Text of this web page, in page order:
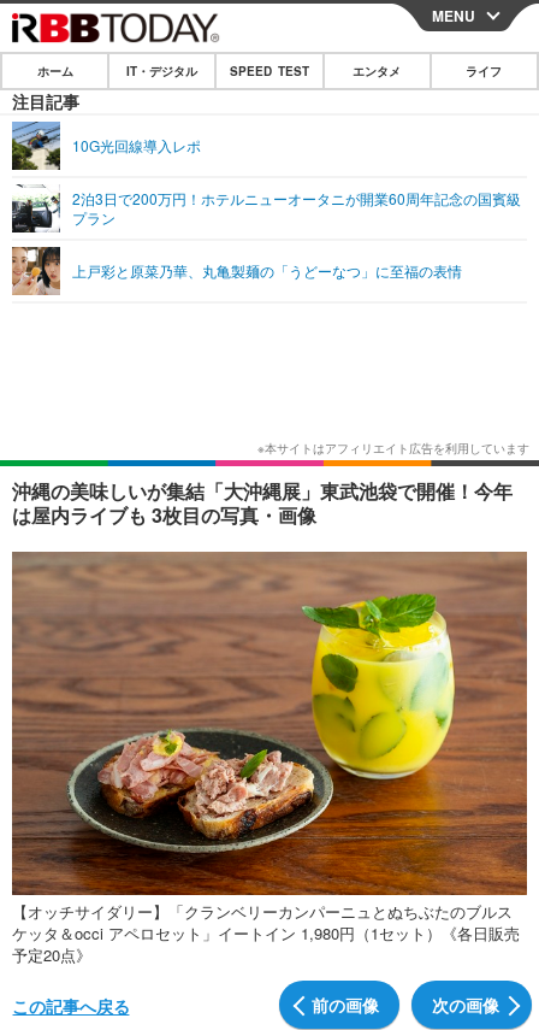
CLOSE
ホーム
IT・デジタル
ショッピング その他
SPEED TEST
エンタメ
エンタメTOP 映画・ドラマ
ショッピング その他
ライフ
MENU
ホーム IT・デジタル SPEED TEST エンタメ ライフ
注目記事
10G光回線導入レポ
2泊3日で200万円！ホテルニューオータニが開業60周年記念の国賓級
プラン
上戸彩と原菜乃華、丸亀製麺の「うどーなつ」に至福の表情
沖縄の美味しいが集結「大沖縄展」東武池袋で開催！今年
は屋内ライブも 3枚目の写真・画像
【オッチサイダリー】「クランベリーカンパーニュとぬちぶたのブルス
ケッタ＆occi アペロセット」イートイン 1,980円（1セット）《各日販売
予定20点》
前の画像 次の画像
この記事へ戻る